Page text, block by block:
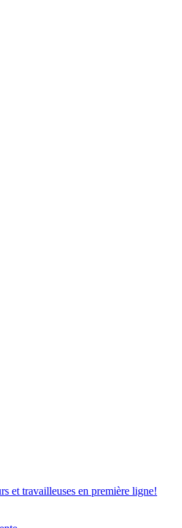
et travailleuses en première ligne!